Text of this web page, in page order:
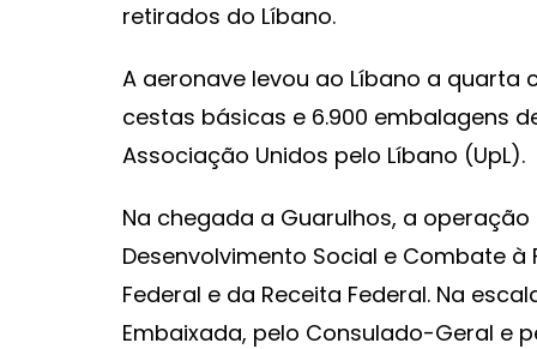
retirados do Líbano.
A aeronave levou ao Líbano a quarta
cestas básicas e 6.900 embalagens
Associação Unidos pelo Líbano (UpL).
Na chegada a Guarulhos, a
Desenvolvimento Social e Combate à
Federal e da Receita Federal. Na
Embaixada, pelo Consulado-Geral e